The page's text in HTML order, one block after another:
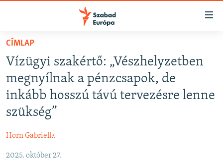
Akadálymentes
Ugrás
oldalra
Ugrás
tartalomjegyzékre
keresésre
AKTUÁLIS
PODCASTOK
VIDEÓK
SZABADON
CÍMLAP
Vízügyi szakértő: „Vészhelyzetben
megnyílnak a pénzcsapok, de
inkább hosszú távú tervezésre lenne
szükség”
Horn Gabriella
2025. október 27.
FELIRATKOZÁS